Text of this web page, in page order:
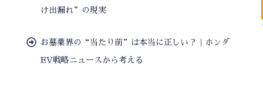
け出漏れ”の現実
お墓業界の“当たり前”は本当に正しい？｜ホンダ
EV戦略ニュースから考える